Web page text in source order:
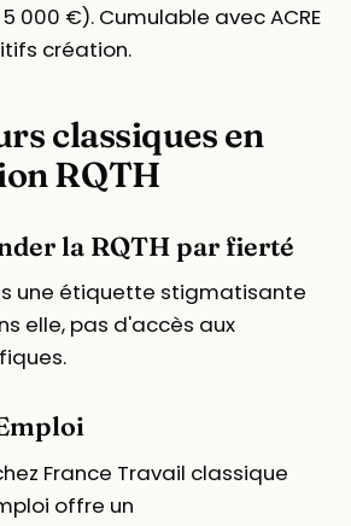
000 €). Cumulable avec ACRE
création.
classiques en
RQTH
la RQTH par fierté
une étiquette stigmatisante
elle, pas d'accès aux
France Travail classique
offre un